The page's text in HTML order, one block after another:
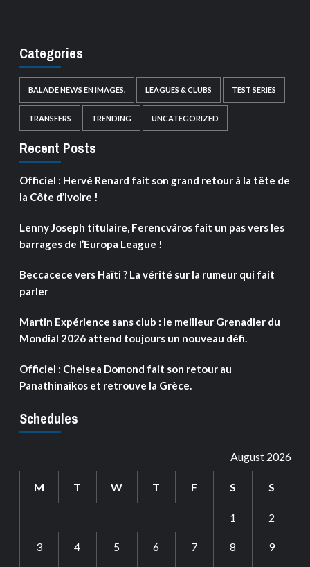
Categories
BALADE NEWS EN IMAGES. LEAGUES & CLUBS TEST SERIES
TRANSFERS TRENDING UNCATEGORIZED
Recent Posts
Officiel : Hervé Renard fait son grand retour à la tête de
la Côte d’Ivoire !
Lenny Joseph titulaire, Ferencváros fait un pas vers les
barrages de l’Europa League !
Beccacece vers Haïti ? La vérité sur la rumeur qui fait
parler
Martin Expérience sans club : le meilleur Grenadier du
Mondial 2026 attend toujours un nouveau défi.
Officiel : Chelsea Domond fait son retour au
Panathinaïkos et retrouve la Grèce.
Schedules
August 2026
M T W T F S S
1 2
3 4 5 6 7 8 9